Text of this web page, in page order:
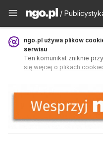
Publicystyka -
/
ngo.pl używa plików
serwisu
Ten komunikat zniknie
się więcej o plikach